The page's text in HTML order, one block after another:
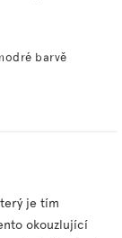
barvě
je tím
okouzlující